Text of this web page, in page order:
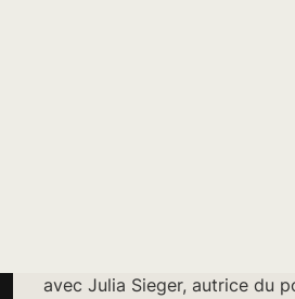
avec Julia Sieger, autrice du